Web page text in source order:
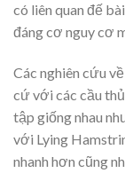
có liên quan đế
đáng cơ nguy cơ
Các nghiên cứu
cứ với các cầu
tập giống nhau
với Lying
nhanh hơn cũng